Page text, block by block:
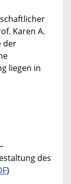
Karen A.
der
liegen in
des
)